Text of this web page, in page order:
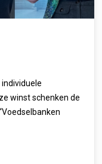
winst schenken de